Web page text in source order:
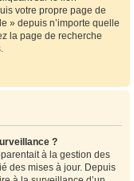
votre propre page de
» depuis n’importe quelle
la page de recherche
?
à la gestion des
des mises à jour. Depuis